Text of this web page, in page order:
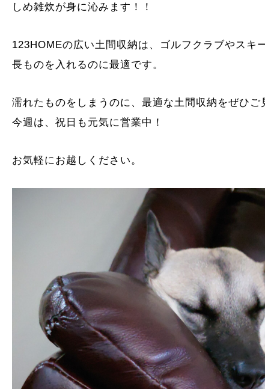
しめ雑炊が身に沁みます！！
123HOMEの広い土間収納は、ゴルフクラブやスキ
長ものを入れるのに最適です。
濡れたものをしまうのに、最適な土間収納をぜひご
今週は、祝日も元気に営業中！
お気軽にお越しください。